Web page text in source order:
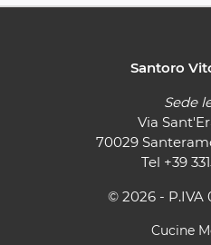
Santoro
Sede
Via
70029
Tel +39
© 2026 - P.IVA
Cucine